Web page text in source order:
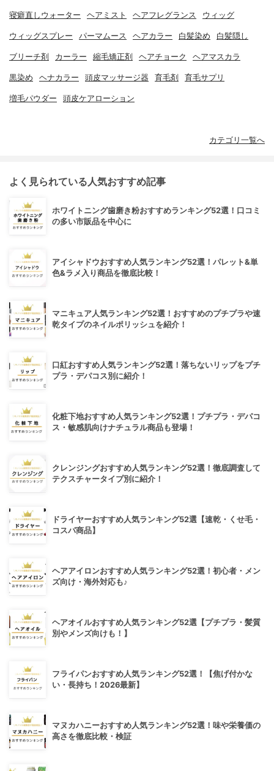
寝癖直しウォーター ヘアミスト ヘアフレグランス ウィッグ
ウィッグスプレー パーマムース ヘアカラー 白髪染め 白髪隠し
ブリーチ剤 カーラー 縮毛矯正剤 ヘアチョーク ヘアマスカラ
黒染め ヘナカラー 頭皮マッサージ器 育毛剤 育毛サプリ
増毛パウダー 頭皮ケアローション
カテゴリ一覧へ
よく見られている人気おすすめ記事
ホワイトニング歯磨き粉おすすめランキング52選！口コミ
の多い市販品を中心に
アイシャドウおすすめ人気ランキング52選！パレット&単
色&ラメ入り商品を徹底比較！
マニキュア人気ランキング52選！おすすめのプチプラや速
乾タイプのネイルポリッシュを紹介！
口紅おすすめ人気ランキング52選！落ちないリップをプチ
プラ・デパコス別に紹介！
化粧下地おすすめ人気ランキング52選！プチプラ・デパコ
ス・敏感肌向けナチュラル商品も登場！
クレンジングおすすめ人気ランキング52選！徹底調査して
テクスチャータイプ別に紹介！
ドライヤーおすすめ人気ランキング52選【速乾・くせ毛・
コスパ商品】
ヘアアイロンおすすめ人気ランキング52選！初心者・メン
ズ向け・海外対応も♪
ヘアオイルおすすめ人気ランキング52選【プチプラ・髪質
別やメンズ向けも！】
フライパンおすすめ人気ランキング52選！【焦げ付かな
い・長持ち！2026最新】
マヌカハニーおすすめ人気ランキング52選！味や栄養価の
高さを徹底比較・検証